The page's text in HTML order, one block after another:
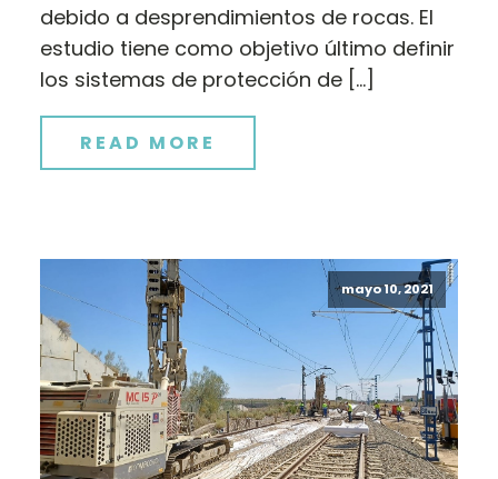
debido a desprendimientos de rocas. El
estudio tiene como objetivo último definir
los sistemas de protección de […]
READ MORE
mayo 10, 2021